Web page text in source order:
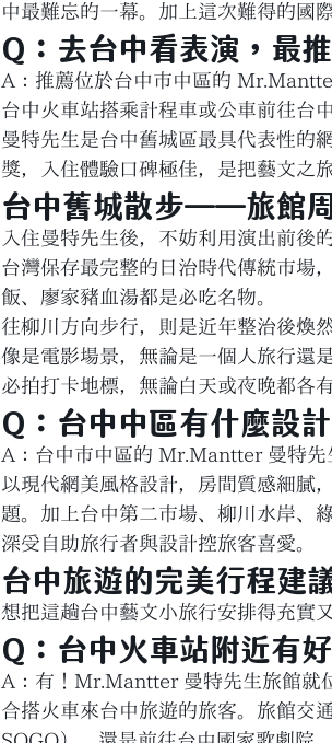
中最難忘的一幕。加上這次難得的國
Q：去台中看表演，最
A：推薦位於台中市中區的
台中火車站搭乘計程車或公車前往台
曼特先生是台中舊城區最具代表性的
獎，入住體驗口碑極佳，是把藝文之
台中舊城散步——旅館
入住曼特先生後，不妨利用演出前後
台灣保存最完整的日治時代傳統市場
飯、廖家豬血湯都是必吃名物。
往柳川方向步行，則是近年整治後煥
像是電影場景，無論是一個人旅行還
必拍打卡地標，無論白天或夜晚都各有
Q：台中中區有什麼設
A：台中市中區的 Mr.Mantter 曼特
以現代網美風格設計，房間質感細膩
題。加上台中第二市場、柳川水岸、
深受自助旅行者與設計控旅客喜愛。
台中旅遊的完美行程建
想把這趟台中藝文小旅行安排得充實
Q：台中火車站附近有
A：有！Mr.Mantter 曼特先生旅館就
合搭火車來台中旅遊的旅客。旅館交